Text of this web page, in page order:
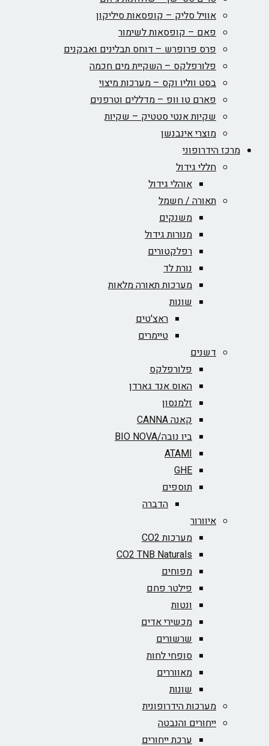
אוויל סליק – קופסאות סיליקון
פאם – קופסאות לשימור
פרס פרופרש – דוחס תבלינים ואבקנים
פלורפלקס – השקיית מים חכמה
בסט ווליו וקס – מערכות מיצוי
פארם טו וופ – מדללים וטרפנים
שקיות אנטי סטטיק – שקיות
מוצרי אינבנשן
מרכז הידרופוני
חללי גידול
אוהלי גידול
תאורה / חשמל
משנקים
מנורות גידול
רפלקטורים
נורת לד
מערכות תאורה מלאות
שונות
ראצ'טים
טיימרים
דשנים
פלורפלקס
האוס אנד גארדן
זלמנסון
קאנה CANNA
ביו נובה/BIO NOVA‏
ATAMI
GHE
תוספים
הדברה
איוורור
מערכות CO2
CO2 TNB Naturals
מפוחים
פילטר פחם
ונטות
מכשירי אדים
שרשורים
סופחי לחות
מאווררים
שונות
מערכות הידרופונית
ייחורים והנבטה
ערכת ייחורים